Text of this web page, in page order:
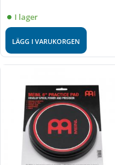
I lager
LÄGG I VARUKORGEN